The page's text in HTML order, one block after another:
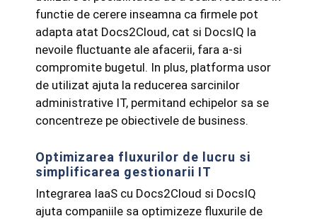
functie de cerere inseamna ca firmele pot
adapta atat Docs2Cloud, cat si DocsIQ la
nevoile fluctuante ale afacerii, fara a-si
compromite bugetul. In plus, platforma usor
de utilizat ajuta la reducerea sarcinilor
administrative IT, permitand echipelor sa se
concentreze pe obiectivele de business.
Optimizarea fluxurilor de lucru si
simplificarea gestionarii IT
Integrarea IaaS cu Docs2Cloud si DocsIQ
ajuta companiile sa optimizeze fluxurile de